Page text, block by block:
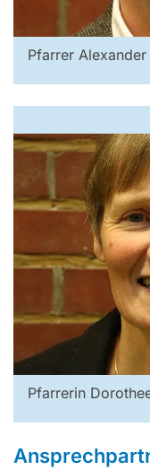
Pfarrer Alexander
Pfarrerin